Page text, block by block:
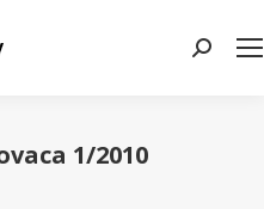
Search:
1/2010